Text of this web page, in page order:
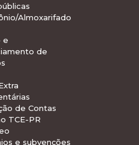
Almoxarifado
e
de
de Contas
TCE-PR
e subvenções